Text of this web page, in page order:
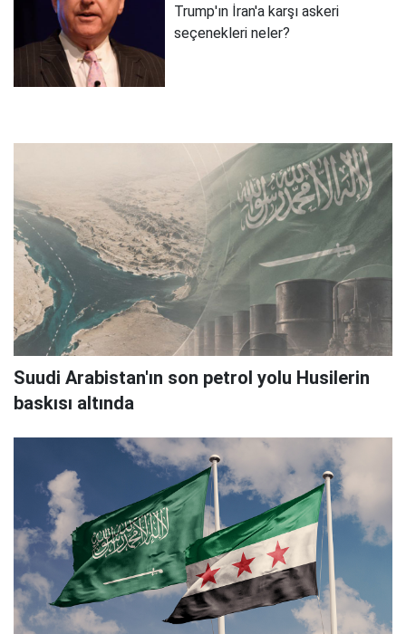
Trump'ın İran'a karşı askeri
seçenekleri neler?
Suudi Arabistan'ın son petrol yolu Husilerin
baskısı altında